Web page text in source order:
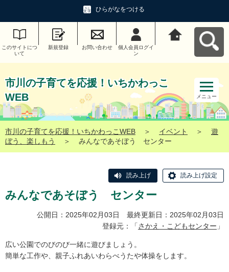
ひらがなをつける
このサイトにつ
いて
新規登録 お問い合わせ
個人会員ログイ
ン
市川の子育てを応援！いちかわっこ
WEB
メニュー
市川の子育てを応援！いちかわっこWEB ＞ イベント ＞
遊
ぼう、楽しもう
＞ みんなであそぼう センター
読み上げ 読み上げ設定
みんなであそぼう センター
公開日：2025年02月03日 最終更新日：2025年02月03日
登録元：「さかえ・こどもセンター 」
広い公園でのびのび一緒に遊びましょう。
簡単な工作や、親子ふれあいわらべうたや体操をします。